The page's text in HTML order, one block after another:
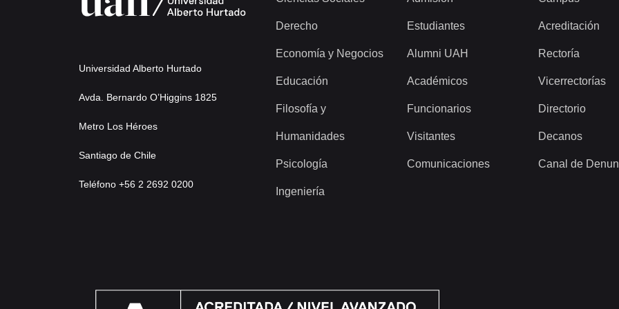
Universidad Alberto Hurtado
Avda. Bernardo O’Higgins 1825
Metro Los Héroes
Santiago de Chile
Teléfono +56 2 2692 0200
Derecho
Economía y Negocios
Educación
Filosofía y
Humanidades
Psicología
Ingeniería
Estudiantes
Alumni UAH
Académicos
Funcionarios
Visitantes
Comunicaciones
Acreditación
Rectoría
Vicerrectorías
Directorio
Decanos
Canal de